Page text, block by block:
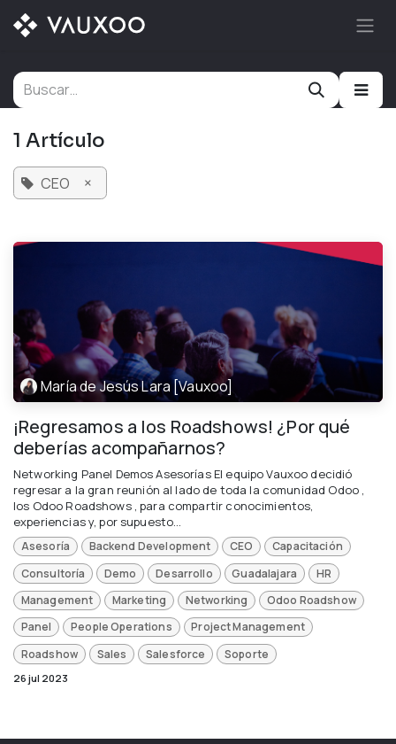
Ir al contenido
1 Artículo
CEO ×
María de Jesús Lara [Vauxoo]
¡Regresamos a los Roadshows! ¿Por qué
deberías acompañarnos?
Networking Panel Demos Asesorías El equipo Vauxoo decidió
regresar a la gran reunión al lado de toda la comunidad Odoo ,
los Odoo Roadshows , para compartir conocimientos,
experiencias y, por supuesto...
Asesoría Backend Development CEO
Capacitación
Consultoría
Demo Desarrollo Guadalajara
HR
Management
Marketing Networking
Odoo Roadshow
Panel
People Operations
Project Management
Roadshow
Sales Salesforce Soporte
26 jul 2023